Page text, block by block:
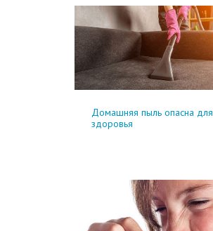
Домашняя пыль опасна для
здоровья